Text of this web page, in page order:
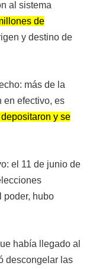
al sistema
de
y destino de
más de la
en efectivo, es
y se
el 11 de junio de
poder, hubo
había llegado al
descongelar las